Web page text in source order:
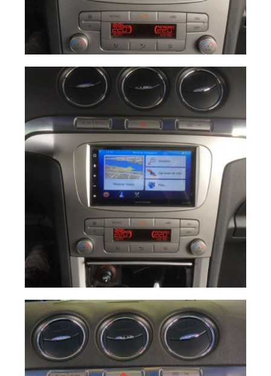
4eba28d5 ff76
40a3 a7b7
c28cba619383
Ampliar
a2f45b0c 1dc8
4757 aa89
572f5d0e2894
Ampliar